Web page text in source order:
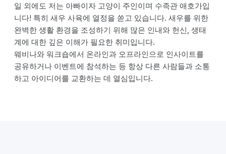
일 외에도 저는 아빠이자 고양이 주인이며 수족관 애호가입
니다! 특히 새우 사육에 열정을 쏟고 있습니다. 새우를 위한
완벽한 생활 환경을 조성하기 위해 많은 인내와 헌신, 생태
계에 대한 깊은 이해가 필요한 취미입니다.
웨비나와 워크숍에서 온라인과 오프라인으로 인사이트를
공유하거나 이벤트에 참석하는 등 항상 다른 사람들과 소통
하고 아이디어를 교환하는 데 열심입니다.